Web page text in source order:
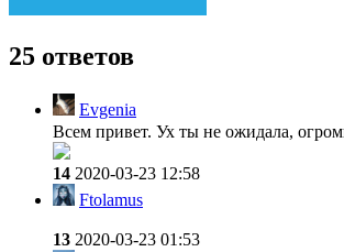
25 ответов
Evgenia
Всем привет. Ух ты не ожидала,
14 2020-03-23 12:58
Ftolamus
13 2020-03-23 01:53